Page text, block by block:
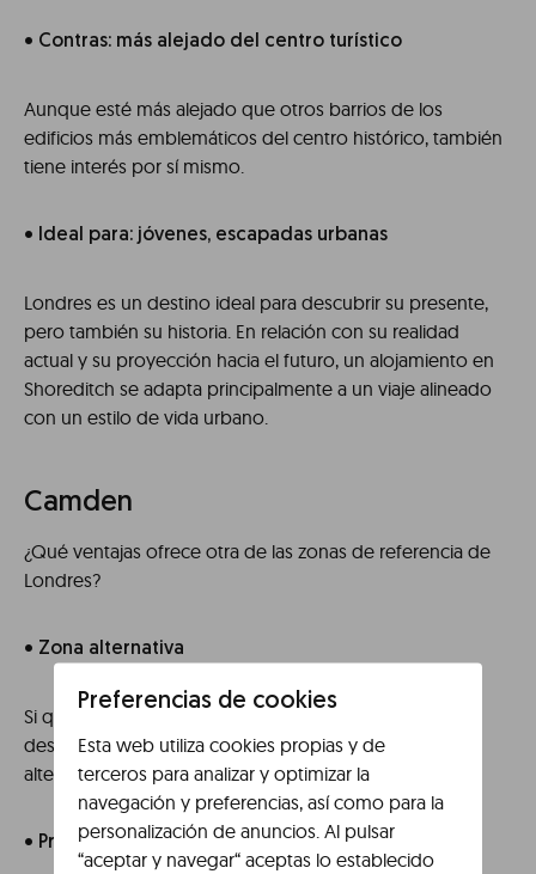
• Contras: más alejado del centro turístico
Aunque esté más alejado que otros barrios de los
edificios más emblemáticos del centro histórico, también
tiene interés por sí mismo.
• Ideal para: jóvenes, escapadas urbanas
Londres es un destino ideal para descubrir su presente,
pero también su historia. En relación con su realidad
actual y su proyección hacia el futuro, un alojamiento en
Shoreditch se adapta principalmente a un viaje alineado
con un estilo de vida urbano.
Camden
¿Qué ventajas ofrece otra de las zonas de referencia de
Londres?
• Zona alternativa
Si quieres ir más allá de lo que parece más típico en el
destino, Camden se posiciona por su propuesta
alternativa en el ámbito cultural.
• Pros: personalidad, mercados
Preferencias de cookies
Esta web utiliza cookies propias y de
terceros para analizar y optimizar la
navegación y preferencias, así como para la
personalización de anuncios. Al pulsar
“aceptar y navegar“ aceptas lo establecido